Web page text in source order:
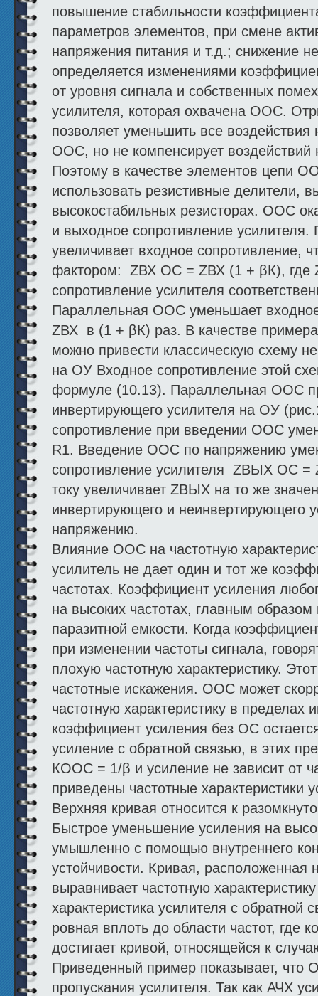
повышение стабильности
параметров элементов, при смене
напряжения питания и т.д.; снижение
определяется изменениями
от уровня сигнала и собственных
усилителя, которая охвачена ООС.
позволяет уменьшить все
ООС, но не компенсирует воздействий
Поэтому в качестве элементов цепи
использовать резистивные делители,
высокостабильных резисторах. ООС
и выходное сопротивление
увеличивает входное сопротивление,
фактором: ZВХ ОС = ZВХ (1 + βК), где
сопротивление усилителя
Параллельная ООС уменьшает
ZВХ в (1 + βК) раз. В качестве
можно привести классическую схему
на ОУ Входное сопротивление этой
формуле (10.13). Параллельная ООС
инвертирующего усилителя на ОУ
сопротивление при введении ООС
R1. Введение ООС по напряжению
сопротивление усилителя ZВЫХ ОС
току увеличивает ZВЫХ на то же
инвертирующего и неинвертирующего
напряжению.
Влияние ООС на частотную
усилитель не дает один и тот же
частотах. Коэффициент усиления
на высоких частотах, главным образом
паразитной емкости. Когда
при изменении частоты сигнала,
плохую частотную характеристику.
частотные искажения. ООС может
частотную характеристику в пределах
коэффициент усиления без ОС
усиление с обратной связью, в этих
КООС = 1/β и усиление не зависит от
приведены частотные характеристики
Верхняя кривая относится к
Быстрое уменьшение усиления на
умышленно с помощью внутреннего
устойчивости. Кривая,
выравнивает частотную
характеристика усилителя с обратной
ровная вплоть до области частот,
достигает кривой, относящейся к
Приведенный пример показывает, что
пропускания усилителя. Так как АЧХ